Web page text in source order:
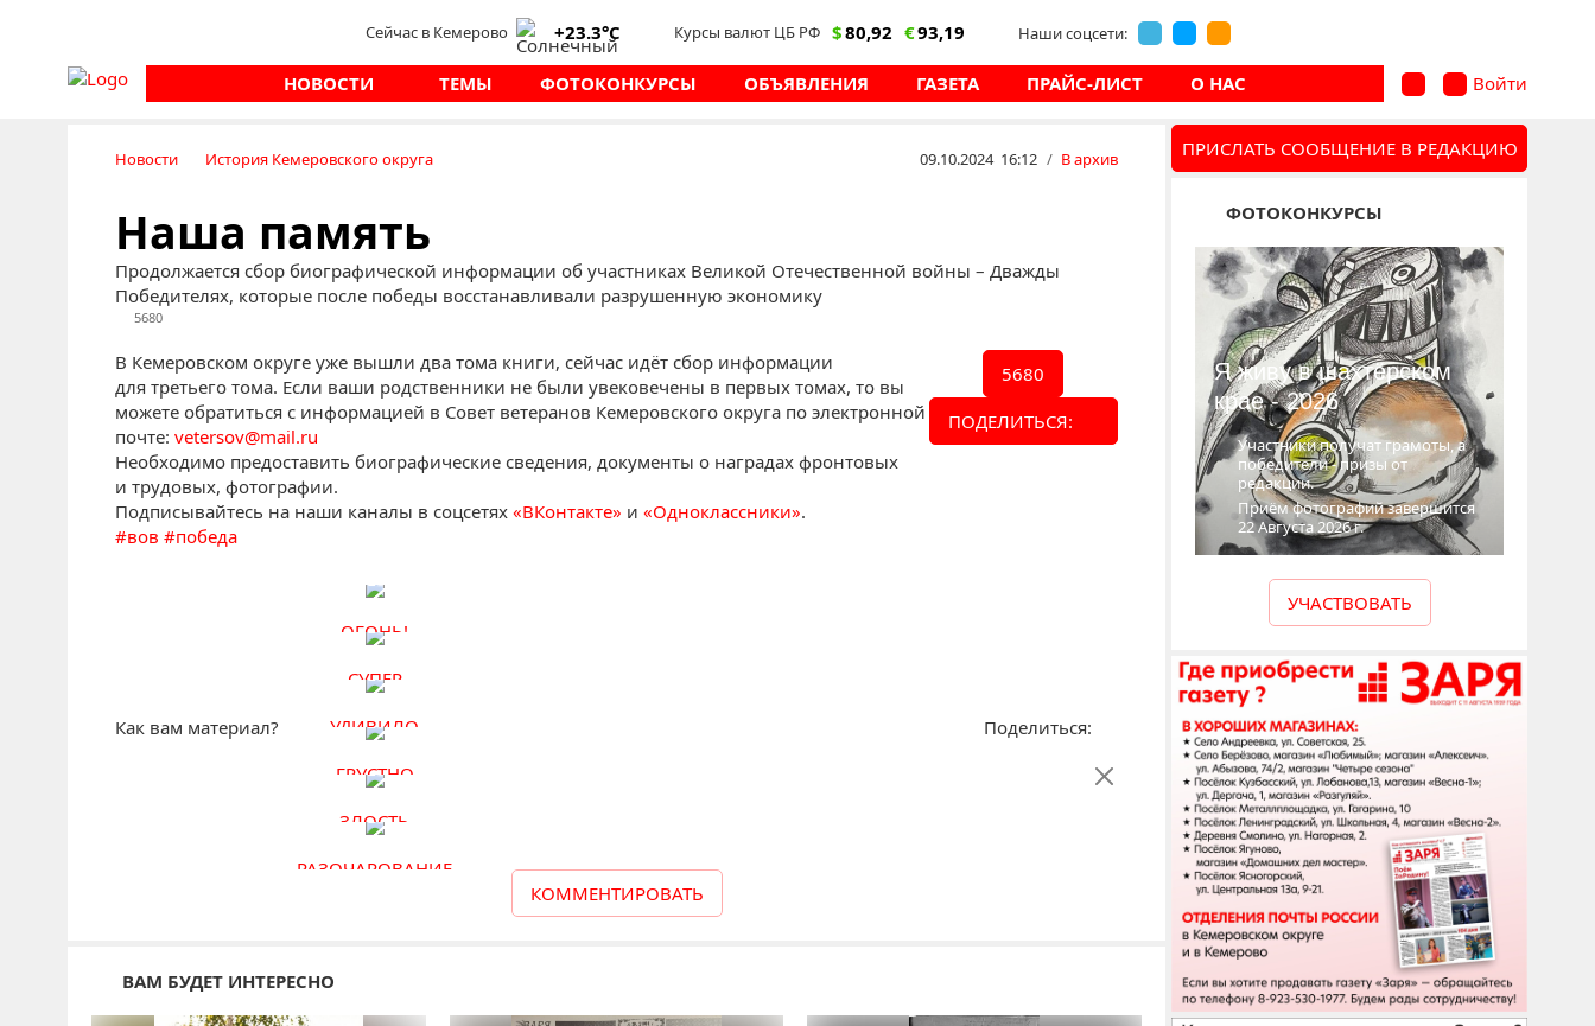
Сейчас в Кемерово +23.3°C Курсы валют ЦБ РФ $80,92 €93,19 Наши соцсети:
НОВОСТИ ТЕМЫ ФОТОКОНКУРСЫ ОБЪЯВЛЕНИЯ ГАЗЕТА ПРАЙС-ЛИСТ О НАС Войти
Новости История Кемеровского округа 09.10.2024 16:12 / В архив
Наша память
Продолжается сбор биографической информации об участниках Великой Отечественной войны – Дважды
Победителях, которые после победы восстанавливали разрушенную экономику
5680
В Кемеровском округе уже вышли два тома книги, сейчас идёт сбор информации
для третьего тома. Если ваши родственники не были увековечены в первых томах, то вы
можете обратиться с информацией в Совет ветеранов Кемеровского округа по электронной
почте: vetersov@mail.ru
Необходимо предоставить биографические сведения, документы о наградах фронтовых
и трудовых, фотографии.
Подписывайтесь на наши каналы в соцсетях «ВКонтакте» и «Одноклассники».
#вов #победа
5680
ПОДЕЛИТЬСЯ:
Как вам материал?
ОГОНЬ!
СУПЕР
УДИВИЛО
ГРУСТНО
ЗЛОСТЬ
РАЗОЧАРОВАНИЕ
Поделиться:
КОММЕНТИРОВАТЬ
ВАМ БУДЕТ ИНТЕРЕСНО
ПРИСЛАТЬ СООБЩЕНИЕ В РЕДАКЦИЮ
ФОТОКОНКУРСЫ
Я живу в шахтёрском
крае - 2026
Участники получат грамоты, а
победители - призы от
редакции.
Приём фотографий завершится
22 Августа 2026 г.
УЧАСТВОВАТЬ